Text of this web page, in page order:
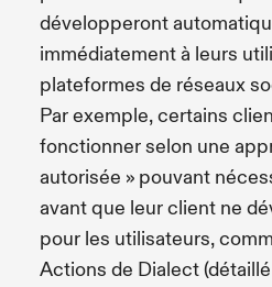
développeront
immédiatement à leurs
plateformes de réseaux
Par exemple, certains
fonctionner selon une
autorisée » pouvant
avant que leur client ne
pour les utilisateurs,
Actions de Dialect